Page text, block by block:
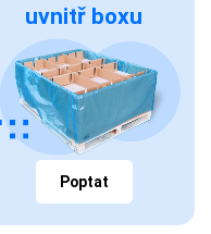
uvnitř boxu
Poptat